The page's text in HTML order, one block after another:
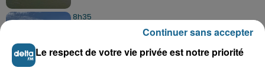
8h35
Les secrets des crustacés et des
flobards dévoilés ce week-end à...
Le respect de votre vie privée est notre priorité
Continuer sans accepter